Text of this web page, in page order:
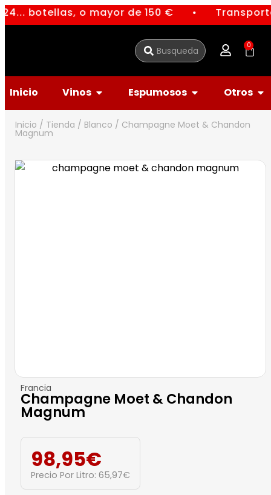
botellas, o mayor de 150 € ●
0
Inicio Vinos Espumosos Otros
Inicio / Tienda / Blanco / Champagne Moet & Chandon
Magnum
Francia
Champagne Moet & Chandon
Magnum
98,95€
Precio Por Litro: 65,97€